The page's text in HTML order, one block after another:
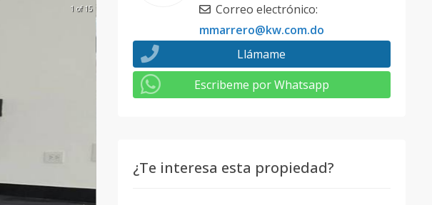
1 of 15
Correo electrónico:
mmarrero@kw.com.do
Llámame
Escribeme por Whatsapp
¿Te interesa esta propiedad?